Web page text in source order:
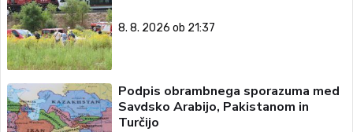
8. 8. 2026 ob 21:37
Podpis obrambnega sporazuma med
Savdsko Arabijo, Pakistanom in
Turčijo